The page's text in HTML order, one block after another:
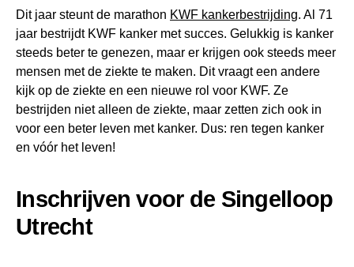
Dit jaar steunt de marathon KWF kankerbestrijding. Al 71
jaar bestrijdt KWF kanker met succes. Gelukkig is kanker
steeds beter te genezen, maar er krijgen ook steeds meer
mensen met de ziekte te maken. Dit vraagt een andere
kijk op de ziekte en een nieuwe rol voor KWF. Ze
bestrijden niet alleen de ziekte, maar zetten zich ook in
voor een beter leven met kanker. Dus: ren tegen kanker
en vóór het leven!
Inschrijven voor de Singelloop
Utrecht